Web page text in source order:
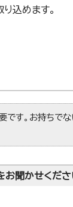
込めます。
す。お持ちでな
お聞かせくださ